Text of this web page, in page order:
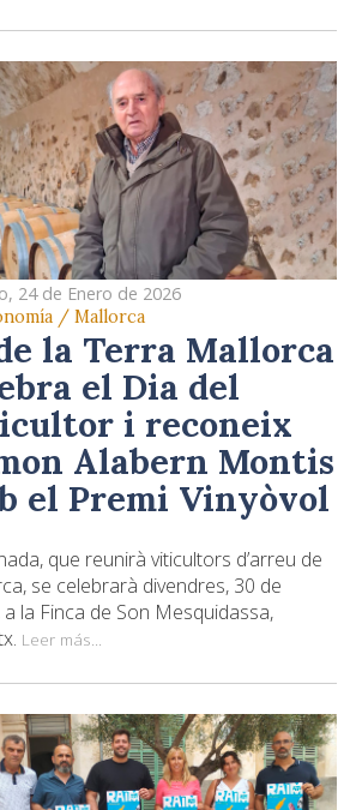
24 de Enero de 2026
/ Mallorca
la Terra Mallorca
el Dia del
i reconeix
Alabern Montis
el Premi Vinyòvol
que reunirà viticultors d’arreu de
se celebrarà divendres, 30 de
a la Finca de Son Mesquidassa,
Leer más...